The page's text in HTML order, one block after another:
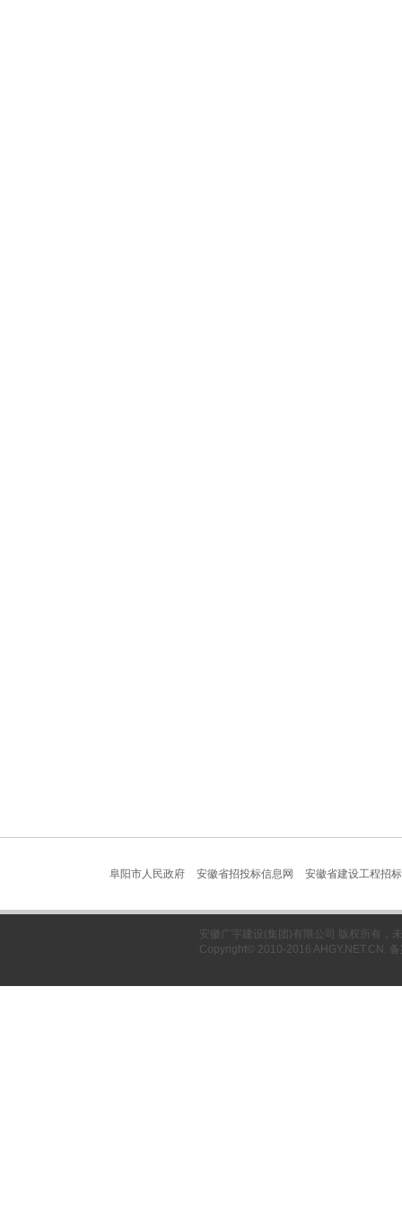
阜阳市人民政府 安徽省招投标信息网 安徽省建设工程招
安徽广宇建设(集团)有限公司 版权所有，
Copyright© 2010-2016 AHGY.NET.CN.